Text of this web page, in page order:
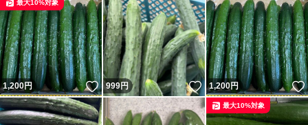
1,200円 いいね！
最大10%対象
999円 いいね！
1,200円
最大10%対象